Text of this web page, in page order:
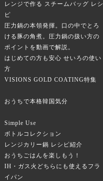
レンジで作る スチームバッグ レシ
ピ
圧力鍋の本領発揮。口の中でとろ
ける豚の角煮。圧力鍋の扱い方の
ポイントを動画で解説。
はじめての方も安心 せいろの使い
方
VISIONS GOLD COATING特集
おうちで本格韓国気分
Simple Use
ボトルコレクション
レンジカリー鍋 レシピ紹介
おうちごはんを楽しもう！
IH・ガス火どちらにも使えるフラ
イパン